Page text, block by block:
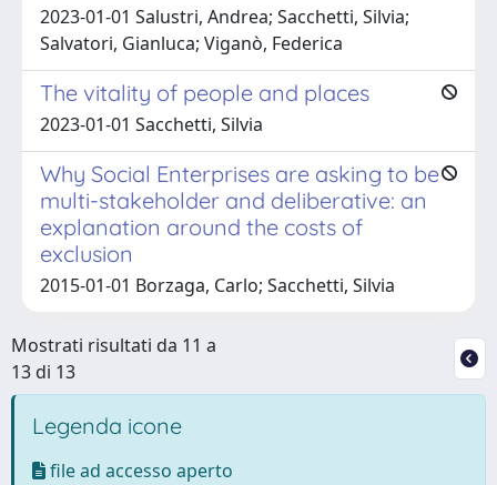
2023-01-01 Salustri, Andrea; Sacchetti, Silvia;
Salvatori, Gianluca; Viganò, Federica
The vitality of people and places
2023-01-01 Sacchetti, Silvia
Why Social Enterprises are asking to be
multi-stakeholder and deliberative: an
explanation around the costs of
exclusion
2015-01-01 Borzaga, Carlo; Sacchetti, Silvia
Mostrati risultati da 11 a
13 di 13
Legenda icone
file ad accesso aperto